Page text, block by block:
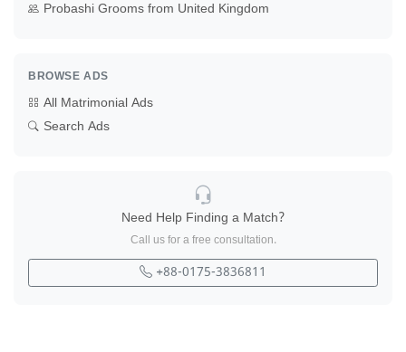
Probashi Grooms from United Kingdom
BROWSE ADS
All Matrimonial Ads
Search Ads
Need Help Finding a Match?
Call us for a free consultation.
+88-0175-3836811